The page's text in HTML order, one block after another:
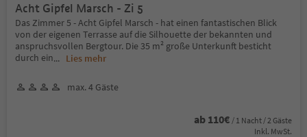
Acht Gipfel Marsch - Zi 5
Das Zimmer 5 - Acht Gipfel Marsch - hat einen fantastischen Blick
von der eigenen Terrasse auf die Silhouette der bekannten und
anspruchsvollen Bergtour. Die 35 m² große Unterkunft besticht
durch ein... Lies mehr
max. 4 Gäste
ab 110€ / 1 Nacht / 2 Gäste
Inkl. MwSt.